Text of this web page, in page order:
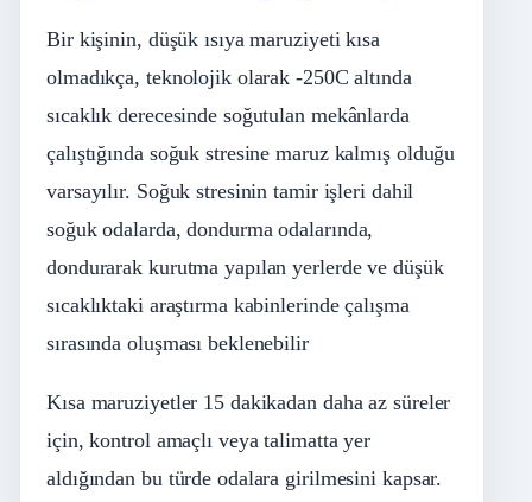
Bir kişinin, düşük ısıya maruziyeti kısa
olmadıkça, teknolojik olarak -250C altında
sıcaklık derecesinde soğutulan mekânlarda
çalıştığında soğuk stresine maruz kalmış olduğu
varsayılır. Soğuk stresinin tamir işleri dahil
soğuk odalarda, dondurma odalarında,
dondurarak kurutma yapılan yerlerde ve düşük
sıcaklıktaki araştırma kabinlerinde çalışma
sırasında oluşması beklenebilir
Kısa maruziyetler 15 dakikadan daha az süreler
için, kontrol amaçlı veya talimatta yer
aldığından bu türde odalara girilmesini kapsar.